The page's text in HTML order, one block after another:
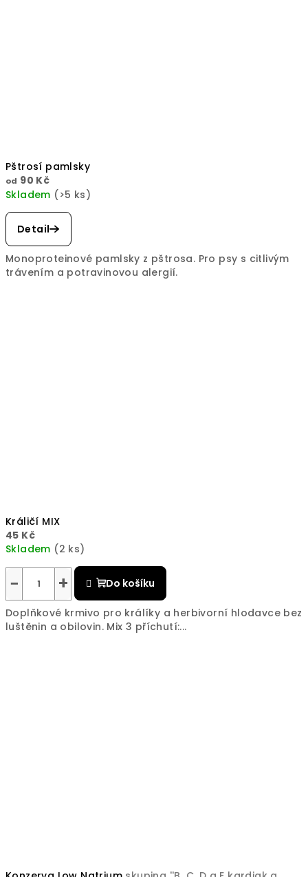
Pštrosí pamlsky
od 90 Kč
Skladem (>5 ks)
Detail
Monoproteinové pamlsky z pštrosa. Pro psy s citlivým
trávením a potravinovou alergií.
Králičí MIX
45 Kč
Skladem (2 ks)
hodnocení
produktu
je
5,0
z
+
− Do košíku
Doplňkové krmivo pro králíky a herbivorní hlodavce bez
luštěnin a obilovin. Mix 3 příchutí:...